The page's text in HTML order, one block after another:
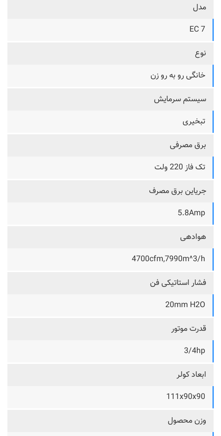
مدل
7 EC
نوع
خانگی رو به رو زن
سیستم سرمایش
تبخیری
برق مصرفی
تک فاز 220 ولت
جریاین برق مصرف
5.8Amp
هوادهی
4700cfm,7990m^3/h
فشار استاتیکی فن
20mm H2O
قدرت موتور
3/4hp
ابعاد کولر
111x90x90
وزن محصول